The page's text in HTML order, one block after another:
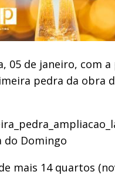
05 de janeiro, com
pedra da obra
do Domingo
mais 14 quartos